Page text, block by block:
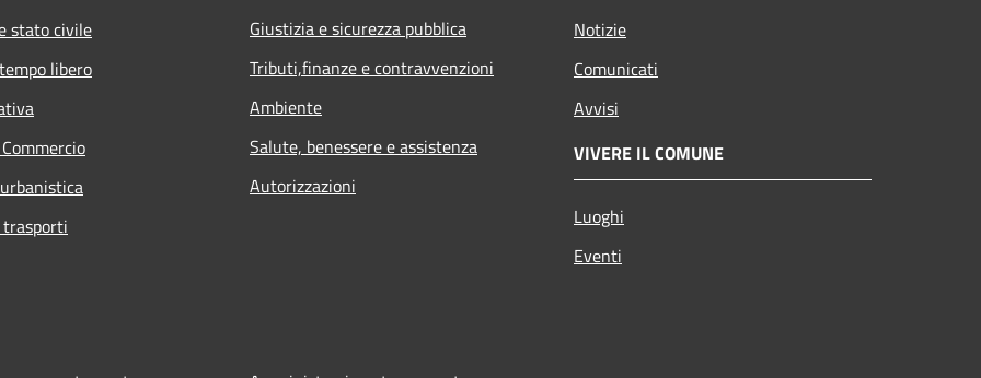
stato civile
libero
Giustizia e sicurezza pubblica
Tributi,finanze e contravvenzioni
Ambiente
Salute, benessere e assistenza
Autorizzazioni
Notizie
Comunicati
Avvisi
VIVERE IL COMUNE
Luoghi
Eventi